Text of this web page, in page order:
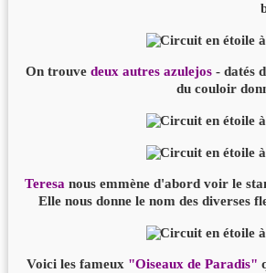
On trouvedeux autres azulejos - datés
du couloir
Teresa nous emmène d'abord voirle
Elle nous donne le nom des diverses
Voici les fameux "Oiseaux de Paradis"